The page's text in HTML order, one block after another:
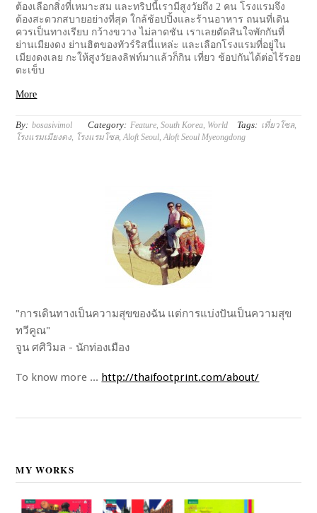
ต้องเลือกสิ่งที่เหมาะสม และทริปนี้เรามีสูงวัยถึง 2 คน โรงแรมจึง
ต้องสะดวกสบายอย่างที่สุด ใกล้ช้อปปิ้งและร้านอาหาร ถนนที่เดิน
ควรเป็นทางเรียบ กว้างขวาง ไม่ลาดชัน เราเลยตัดสินใจพักกันที่
ย่านเมียงดง ย่านฮิตของทัวร์ริสนี่แหล่ะ และเลือกโรงแรมที่อยู่ใน
เมียงดงเลย กะให้สูงวัยลงลิฟท์มาแล้วก็กิน เที่ยว ช้อปกันได้ต่อไร้รอย
ตะเข็บ
More
By: bosasivimol Category: Feature,South Korea, World Tags: เที่ยวโซล,
โรงแรมเมียงดง, โรงแรมโซล,Aloft Seoul,Aloft Seoul Myeongdong
"การเดินทางเป็นความสุขของฉัน แต่การแบ่งปันเป็นความสุข
ทวีคูณ"
จูน ศศิวิมล - นักท่องเมือง
To know more ... http://thaifootprint.com/about/
MY WORKS